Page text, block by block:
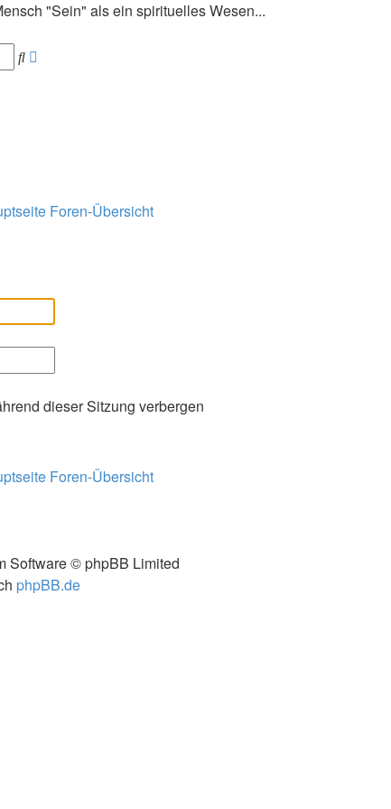
"Sein" als ein spirituelles Wesen...
Suche
Foren-Übersicht
dieser Sitzung verbergen
Foren-Übersicht
Software © phpBB Limited
phpBB.de